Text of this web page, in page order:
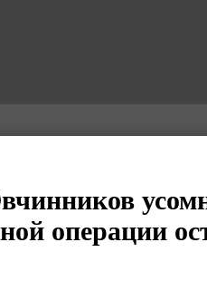
операции